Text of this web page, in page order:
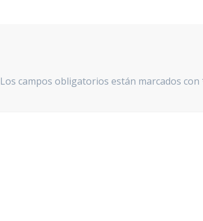
Los campos obligatorios están marcados con